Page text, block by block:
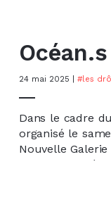
Océan.s
24 mai 2025 #les
Dans le cadre
organisé le
Nouvelle
ateliers de